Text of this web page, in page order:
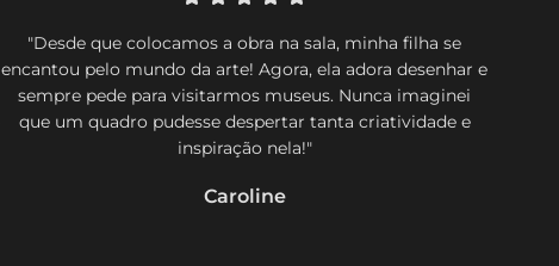
"Desde que colocamos a obra na sala, minha filha se
encantou pelo mundo da arte! Agora, ela adora desenhar e
sempre pede para visitarmos museus. Nunca imaginei
que um quadro pudesse despertar tanta criatividade e
inspiração nela!"
Caroline